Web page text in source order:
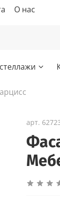
О нас
арт.